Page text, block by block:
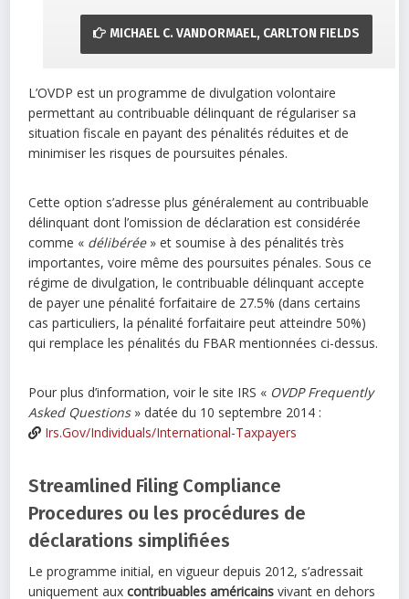
MICHAEL C. VANDORMAEL, CARLTON FIELDS
L’OVDP est un programme de divulgation volontaire
permettant au contribuable délinquant de régulariser sa
situation fiscale en payant des pénalités réduites et de
minimiser les risques de poursuites pénales.
Cette option s’adresse plus généralement au contribuable
délinquant dont l’omission de déclaration est considérée
comme « délibérée» et soumise à des pénalités très
importantes, voire même des poursuites pénales. Sous ce
régime de divulgation, le contribuable délinquant accepte
de payer une pénalité forfaitaire de 27.5% (dans certains
cas particuliers, la pénalité forfaitaire peut atteindre 50%)
qui remplace les pénalités du FBAR mentionnées ci-dessus.
Pour plus d’information, voir le site IRS « OVDP Frequently
Asked Questions» datée du 10 septembre 2014 :
Irs.Gov/Individuals/International-Taxpayers
Streamlined Filing Compliance
Procedures ou les procédures de
déclarations simplifiées
Le programme initial, en vigueur depuis 2012, s’adressait
uniquement auxcontribuables américains vivant en dehors